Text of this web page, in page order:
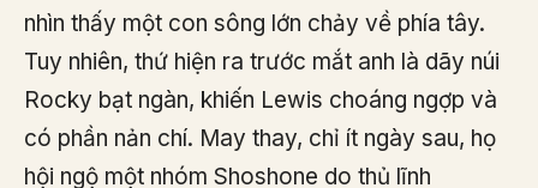
nhìn thấy một con sông lớn chảy về phía tây.
Tuy nhiên, thứ hiện ra trước mắt anh là dãy núi
Rocky bạt ngàn, khiến Lewis choáng ngợp và
có phần nản chí. May thay, chỉ ít ngày sau, họ
hội ngộ một nhóm Shoshone do thủ lĩnh